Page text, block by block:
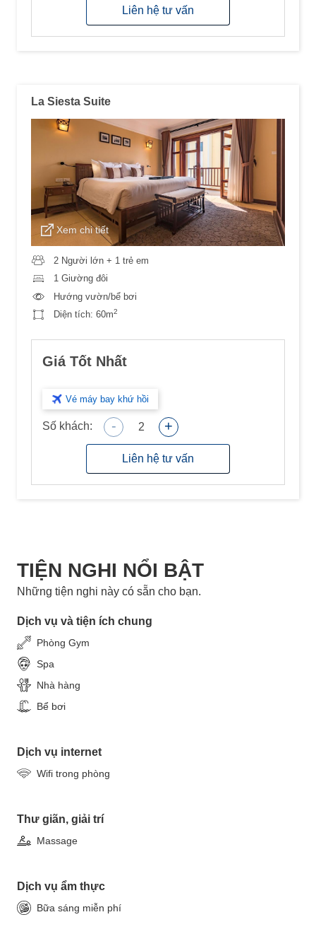
Liên hệ tư vấn
La Siesta Suite
Xem chi tiết
2 Người lớn + 1 trẻ em
1 Giường đôi
Hướng vườn/bể bơi
Diện tích: 60m2
Giá Tốt Nhất
Vé máy bay khứ hồi
Số khách: - 2 +
Liên hệ tư vấn
TIỆN NGHI NỔI BẬT
Những tiện nghi này có sẵn cho bạn.
Dịch vụ và tiện ích chung
Phòng Gym
Spa
Nhà hàng
Bể bơi
Dịch vụ internet
Wifi trong phòng
Thư giãn, giải trí
Massage
Dịch vụ ẩm thực
Bữa sáng miễn phí